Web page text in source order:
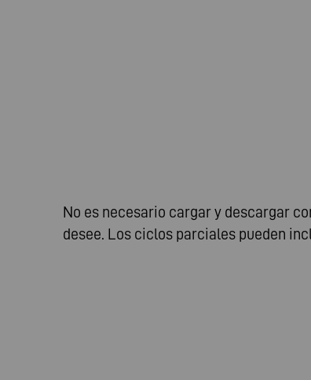
No es necesario cargar y descargar
desee. Los ciclos parciales pueden